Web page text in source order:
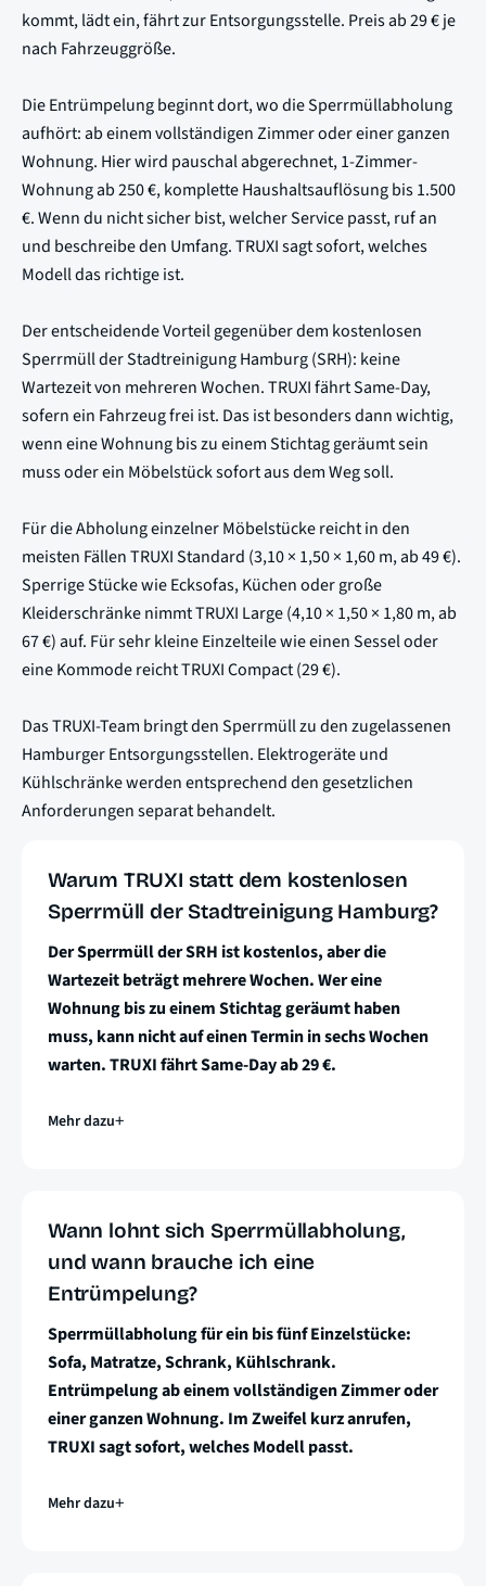
kommt, lädt ein, fährt zur Entsorgungsstelle. Preis ab 29 € je
nach Fahrzeuggröße.
Die Entrümpelung beginnt dort, wo die Sperrmüllabholung
aufhört: ab einem vollständigen Zimmer oder einer ganzen
Wohnung. Hier wird pauschal abgerechnet, 1-Zimmer-
Wohnung ab 250 €, komplette Haushaltsauflösung bis 1.500
€. Wenn du nicht sicher bist, welcher Service passt, ruf an
und beschreibe den Umfang. TRUXI sagt sofort, welches
Modell das richtige ist.
Der entscheidende Vorteil gegenüber dem kostenlosen
Sperrmüll der Stadtreinigung Hamburg (SRH): keine
Wartezeit von mehreren Wochen. TRUXI fährt Same-Day,
sofern ein Fahrzeug frei ist. Das ist besonders dann wichtig,
wenn eine Wohnung bis zu einem Stichtag geräumt sein
muss oder ein Möbelstück sofort aus dem Weg soll.
Für die Abholung einzelner Möbelstücke reicht in den
meisten Fällen TRUXI Standard (3,10 × 1,50 × 1,60 m, ab 49 €).
Sperrige Stücke wie Ecksofas, Küchen oder große
Kleiderschränke nimmt TRUXI Large (4,10 × 1,50 × 1,80 m, ab
67 €) auf. Für sehr kleine Einzelteile wie einen Sessel oder
eine Kommode reicht TRUXI Compact (29 €).
Das TRUXI-Team bringt den Sperrmüll zu den zugelassenen
Hamburger Entsorgungsstellen. Elektrogeräte und
Kühlschränke werden entsprechend den gesetzlichen
Anforderungen separat behandelt.
Warum TRUXI statt dem kostenlosen
Sperrmüll der Stadtreinigung Hamburg?
Der Sperrmüll der SRH ist kostenlos, aber die
Wartezeit beträgt mehrere Wochen. Wer eine
Wohnung bis zu einem Stichtag geräumt haben
muss, kann nicht auf einen Termin in sechs Wochen
warten. TRUXI fährt Same-Day ab 29 €.
Mehr dazu
Wann lohnt sich Sperrmüllabholung,
und wann brauche ich eine
Entrümpelung?
Sperrmüllabholung für ein bis fünf Einzelstücke:
Sofa, Matratze, Schrank, Kühlschrank.
Entrümpelung ab einem vollständigen Zimmer oder
einer ganzen Wohnung. Im Zweifel kurz anrufen,
TRUXI sagt sofort, welches Modell passt.
Mehr dazu